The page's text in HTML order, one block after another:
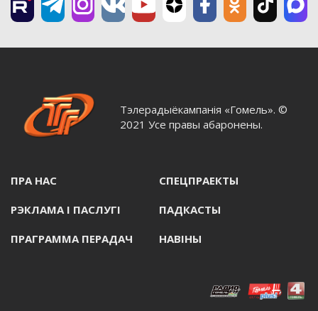
Тэлерадыёкампанія «Гомель». ©
2021 Усе правы абаронены.
ПРА НАС СПЕЦПРАЕКТЫ
РЭКЛАМА I ПАСЛУГI ПАДКАСТЫ
ПРАГРАММА ПЕРАДАЧ НАВIНЫ